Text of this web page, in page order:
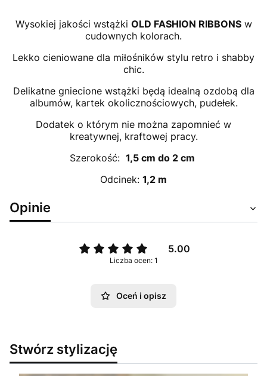
Wysokiej jakości wstążki OLD FASHION RIBBONSw
cudownych kolorach.
Lekko cieniowane dla miłośników stylu retro i shabby
chic.
Delikatne gniecione wstążki będą idealną ozdobą dla
albumów, kartek okolicznościowych, pudełek.
Dodatek o którym nie można zapomnieć w
kreatywnej, kraftowej pracy.
Szerokość: 1,5 cm do 2 cm
Odcinek: 1,2 m
Opinie
5.00
Liczba ocen: 1
Oceń i opisz
Stwórz stylizację